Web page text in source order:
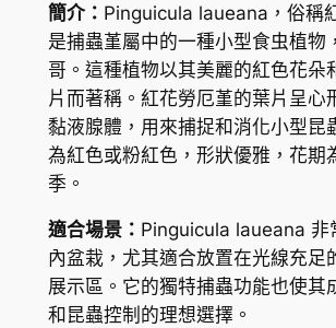
t
e
r
w
o
r
t
P
i
n
g
簡介： Pinguicula laueana，俗稱
是捕蟲堇屬中的一種小型食虫植物
哥。這種植物以其美麗的紅色花朵
片而著稱。紅花勞厄堇的葉片呈心
黏液腺體，用來捕捉和消化小型昆
為紅色或粉紅色，形狀優雅，花期
季。
適合場景： Pinguicula laueana 非
內盆栽，尤其適合放置在光線充足
展示區。它的獨特捕蟲功能也使其
和昆蟲控制的理想選擇。